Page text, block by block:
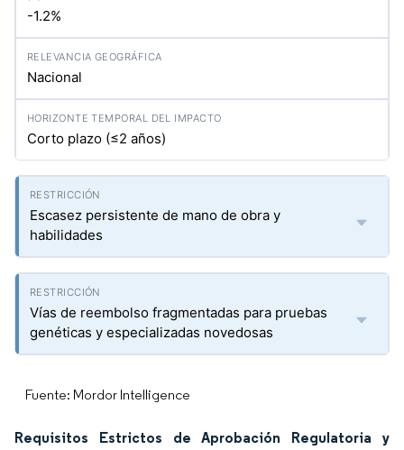
-1.2%
Nacional
Corto plazo (≤2 años)
Escasez persistente de mano de obra y
habilidades
Vías de reembolso fragmentadas para pruebas
genéticas y especializadas novedosas
Fuente: Mordor Intelligence
Requisitos Estrictos de Aprobación Regulatoria y